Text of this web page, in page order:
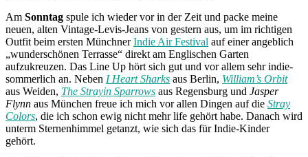
Am Sonntag spule ich wieder vor in der Zeit und packe meine
neuen, alten Vintage-Levis-Jeans von gestern aus, um im richtigen
Outfit beim ersten MünchnerIndie Air Festival auf einer angeblich
„wunderschönen Terrasse“ direkt am Englischen Garten
aufzukreuzen. Das Line Up hört sich gut und vor allem sehr indie-
sommerlich an. Neben I Heart Sharks aus Berlin, William’s Orbit
aus Weiden, The Strayin Sparrows aus Regensburg und Jasper
Flynn aus München freue ich mich vor allen Dingen auf die Stray
Colors, die ich schon ewig nicht mehr life gehört habe. Danach wird
unterm Sternenhimmel getanzt, wie sich das für Indie-Kinder
gehört.